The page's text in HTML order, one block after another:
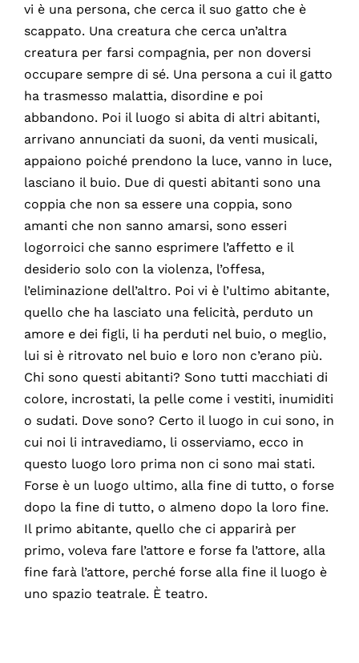
vi è una persona, che cerca il suo gatto che è
scappato. Una creatura che cerca un’altra
creatura per farsi compagnia, per non doversi
occupare sempre di sé. Una persona a cui il gatto
ha trasmesso malattia, disordine e poi
abbandono. Poi il luogo si abita di altri abitanti,
arrivano annunciati da suoni, da venti musicali,
appaiono poiché prendono la luce, vanno in luce,
lasciano il buio. Due di questi abitanti sono una
coppia che non sa essere una coppia, sono
amanti che non sanno amarsi, sono esseri
logorroici che sanno esprimere l’affetto e il
desiderio solo con la violenza, l’offesa,
l’eliminazione dell’altro. Poi vi è l’ultimo abitante,
quello che ha lasciato una felicità, perduto un
amore e dei figli, li ha perduti nel buio, o meglio,
lui si è ritrovato nel buio e loro non c’erano più.
Chi sono questi abitanti? Sono tutti macchiati di
colore, incrostati, la pelle come i vestiti, inumiditi
o sudati. Dove sono? Certo il luogo in cui sono, in
cui noi li intravediamo, li osserviamo, ecco in
questo luogo loro prima non ci sono mai stati.
Forse è un luogo ultimo, alla fine di tutto, o forse
dopo la fine di tutto, o almeno dopo la loro fine.
Il primo abitante, quello che ci apparirà per
primo, voleva fare l’attore e forse fa l’attore, alla
fine farà l’attore, perché forse alla fine il luogo è
uno spazio teatrale. È teatro.